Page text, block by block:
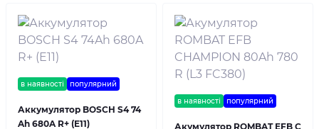
в наявності популярний
Аккумулятор BOSCH S4 74
Ah 680A R+ (E11)
в наявності популярний
Акумулятор ROMBAT EFB C